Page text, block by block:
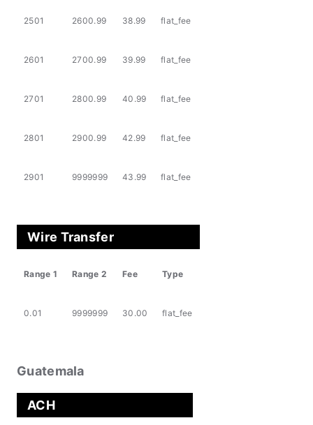
2501 2600.99 38.99 flat_fee
2601 2700.99 39.99 flat_fee
2701 2800.99 40.99 flat_fee
2801 2900.99 42.99 flat_fee
2901 9999999 43.99 flat_fee
Wire Transfer
Range 1 Range 2 Fee Type
0.01 9999999 30.00 flat_fee
Guatemala
ACH